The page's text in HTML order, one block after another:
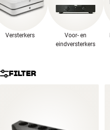
Systeem
Kabels
Versterkers
Voor- en
eindversterkers
FILTER